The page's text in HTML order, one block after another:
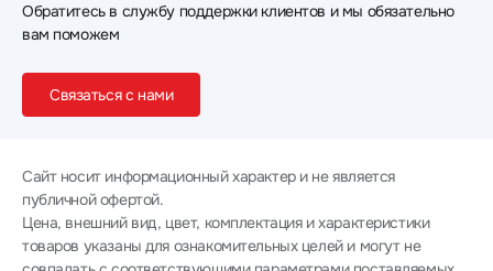
Наушники Oppo
Наушники hoco.
Наушники Rombica
Наушники AWEI
Наушники HiFiMan Наушники Fostex
Обратитесь в службу поддержки клиентов и мы обязательно
вам поможем
Связаться с нами
Сайт носит информационный характер и не является
публичной офертой.
Цена, внешний вид, цвет, комплектация и характеристики
товаров указаны для ознакомительных целей и могут не